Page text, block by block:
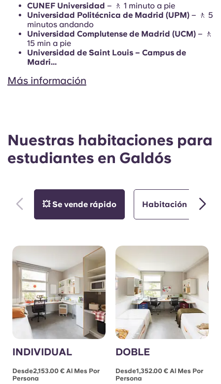
CUNEF Universidad – 🚶 1 minuto a pie
Universidad Politécnica de Madrid (UPM) – 🚶 5
minutos andando
Universidad Complutense de Madrid (UCM) – 🚶
15 min a pie
Universidad de Saint Louis – Campus de
Madri...
Más información
Nuestras habitaciones para
estudiantes en Galdós
💥 Se vende rápido Habitación
INDIVIDUAL
Desde2,153.00 € Al Mes Por
Persona
DOBLE
Desde1,352.00 € Al Mes Por
Persona